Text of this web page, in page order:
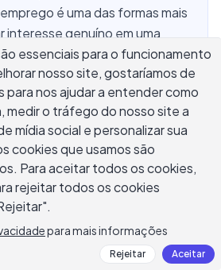
é uma das formas mais
interesse genuíno em uma
da profissionalidade. A
recrutamento processa
e uma mensagem
pode mover seu
conversa real. A diferença
que ajuda e um que
coisas: timing, o que você
Este guia cobre quando
como escrever o email,
usar, formatos de linhas de
e os erros que a maioria dos
essenciais para o funcionamento
nosso site, gostaríamos de
para nos ajudar a entender como
medir o tráfego do nosso site a
mídia social e personalizar sua
cookies que usamos são
Para aceitar todos os cookies,
rejeitar todos os cookies
para mais informações
Rejeitar Aceitar